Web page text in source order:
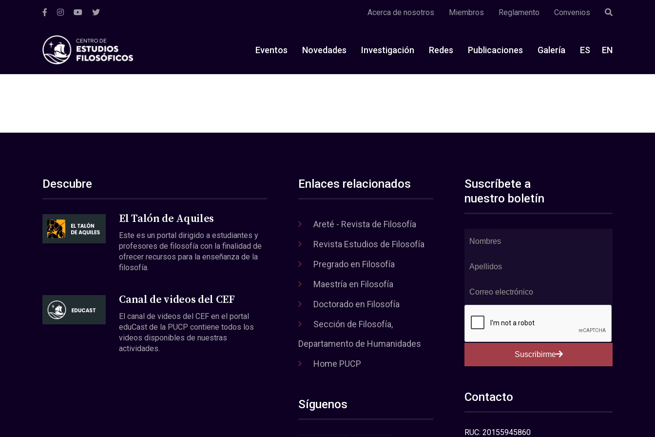
Acerca de nosotros Miembros Reglamento Convenios
Eventos Novedades Investigación Redes Publicaciones Galería ES EN
Descubre
El Talón de Aquiles
Este es un portal dirigido a estudiantes y
profesores de filosofía con la finalidad de
ofrecer recursos para la enseñanza de la
filosofía.
Canal de videos del CEF
El canal de videos del CEF en el portal
eduCast de la PUCP contiene todos los
videos disponibles de nuestras
actividades.
Enlaces relacionados
Areté - Revista de Filosofía
Revista Estudios de Filosofía
Pregrado en Filosofía
Maestría en Filosofía
Doctorado en Filosofía
Sección de Filosofía,
Departamento de Humanidades
Home PUCP
Síguenos
Suscríbete a
nuestro boletín
Suscribirme
Contacto
RUC: 20155945860